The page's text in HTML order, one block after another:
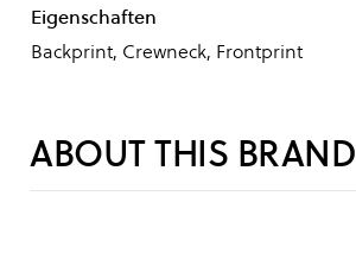
Eigenschaften
Backprint, Crewneck, Frontprint
ABOUT THIS BRAND